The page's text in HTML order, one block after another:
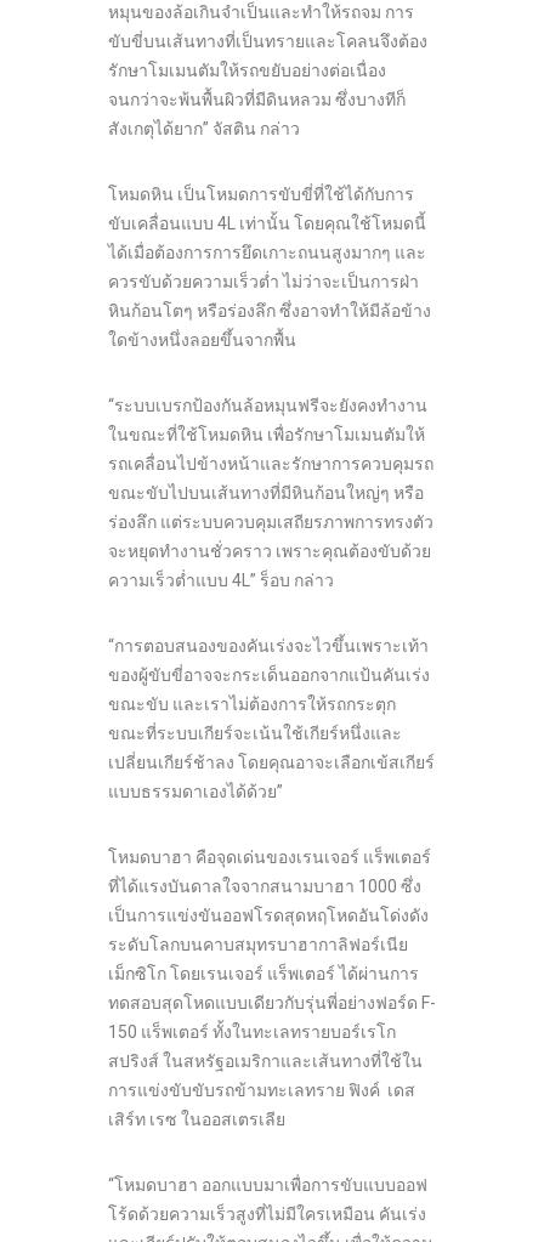
หมุนของล้อเกินจำเป็นและทำให้รถจม การ
ขับขี่บนเส้นทางที่เป็นทรายและโคลนจึงต้อง
รักษาโมเมนตัมให้รถขยับอย่างต่อเนื่อง
จนกว่าจะพ้นพื้นผิวที่มีดินหลวม ซึ่งบางทีก็
สังเกตุได้ยาก” จัสติน กล่าว
โหมดหิน เป็นโหมดการขับขี่ที่ใช้ได้กับการ
ขับเคลื่อนแบบ 4L เท่านั้น โดยคุณใช้โหมดนี้
ได้เมื่อต้องการการยึดเกาะถนนสูงมากๆ และ
ควรขับด้วยความเร็วต่ำ ไม่ว่าจะเป็นการฝ่า
หินก้อนโตๆ หรือร่องลึก ซึ่งอาจทำให้มีล้อข้าง
ใดข้างหนึ่งลอยขึ้นจากพื้น
“ระบบเบรกป้องกันล้อหมุนฟรีจะยังคงทำงาน
ในขณะที่ใช้โหมดหิน เพื่อรักษาโมเมนตัมให้
รถเคลื่อนไปข้างหน้าและรักษาการควบคุมรถ
ขณะขับไปบนเส้นทางที่มีหินก้อนใหญ่ๆ หรือ
ร่องลึก แต่ระบบควบคุมเสถียรภาพการทรงตัว
จะหยุดทำงานชั่วคราว เพราะคุณต้องขับด้วย
ความเร็วต่ำแบบ 4L” ร็อบ กล่าว
“การตอบสนองของคันเร่งจะไวขึ้นเพราะเท้า
ของผู้ขับขี่อาจจะกระเด็นออกจากแป้นคันเร่ง
ขณะขับ และเราไม่ต้องการให้รถกระตุก
ขณะที่ระบบเกียร์จะเน้นใช้เกียร์หนึ่งและ
เปลี่ยนเกียร์ช้าลง โดยคุณอาจะเลือกเข้สเกียร์
แบบธรรมดาเองได้ด้วย”
โหมดบาฮา คือจุดเด่นของเรนเจอร์ แร็พเตอร์
ที่ได้แรงบันดาลใจจากสนามบาฮา 1000 ซึ่ง
เป็นการแข่งขันออฟโรดสุดหฤโหดอันโด่งดัง
ระดับโลกบนคาบสมุทรบาฮากาลิฟอร์เนีย
เม็กซิโก โดยเรนเจอร์ แร็พเตอร์ ได้ผ่านการ
ทดสอบสุดโหดแบบเดียวกับรุ่นพี่อย่างฟอร์ด F-
150 แร็พเตอร์ ทั้งในทะเลทรายบอร์เรโก
สปริงส์ ในสหรัฐอเมริกาและเส้นทางที่ใช้ใน
การแข่งขับขับรถข้ามทะเลทราย ฟิงค์ เดส
เสิร์ท เรซ ในออสเตรเลีย
“โหมดบาฮา ออกแบบมาเพื่อการขับแบบออฟ
โร้ดด้วยความเร็วสูงที่ไม่มีใครเหมือน คันเร่ง